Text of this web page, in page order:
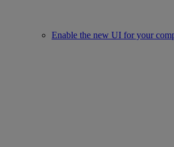
Enable the new UI for your